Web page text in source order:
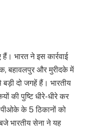
भारत ने इस कार्रवाई
बहावलपुर और मुरीदके में
दो जगहें हैं। भारतीय
की पुष्टि धीरे-धीरे कर
के 5 ठिकानों को
भारतीय सेना ने यह